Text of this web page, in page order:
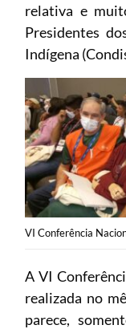
relativa e
Presidentes
Indígena
VI Conferência
A VI
realizada no
parece,